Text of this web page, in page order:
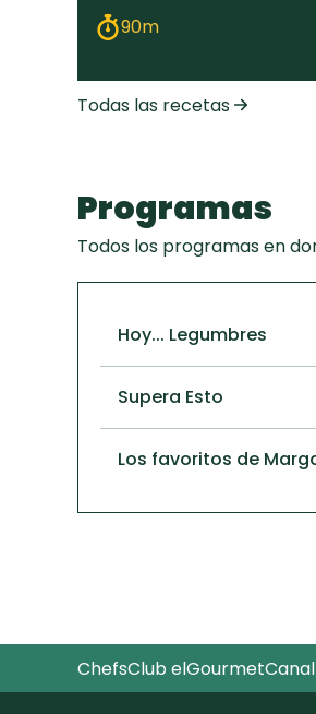
90m
Todas las recetas
Programas
Todos los programas en
Hoy... Legumbres
Supera Esto
Los favoritos de
ChefsClub elGourmet